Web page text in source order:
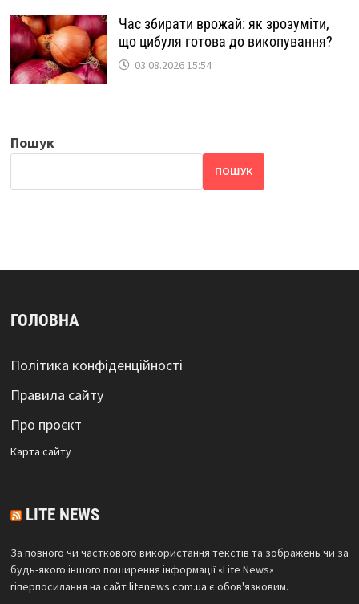
Час збирати врожай: як зрозуміти,
що цибуля готова до викопування?
03.08.2026 15:54
Пошук
ПОШУК
ГОЛОВНА
Політика конфіденційності
Правила сайту
Про проєкт
Карта сайтy
LITE NEWS
За повного чи часткового використання текстів та зображень чи за
будь-якого іншого поширення інформації «Lite News»
гіперпосилання на сайтlitenews.com.ua є обов'язковим.